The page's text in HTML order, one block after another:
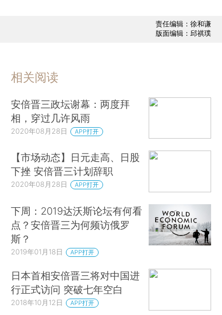
责任编辑：徐和谦
版面编辑：邱祺璞
相关阅读
安倍晋三政坛谢幕：两度拜
相，穿过几许风雨
2020年08月28日 APP打开
【市场动态】日元走高、日股
下挫 安倍晋三计划辞职
2020年08月28日 APP打开
下周：2019达沃斯论坛有何看
点？安倍晋三为何频访俄罗
斯？
2019年01月18日 APP打开
日本首相安倍晋三将对中国进
行正式访问 突破七年空白
2018年10月12日 APP打开